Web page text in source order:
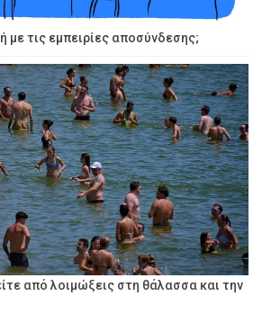
με τις εμπειρίες αποσύνδεσης;
από λοιμώξεις στη θάλασσα και την